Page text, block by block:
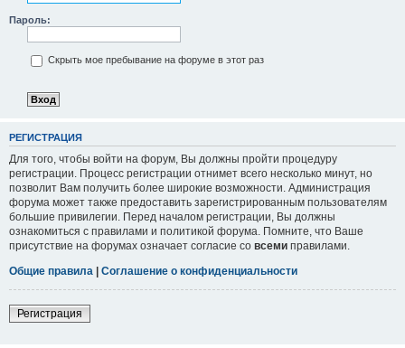
Пароль:
Скрыть мое пребывание на форуме в этот раз
РЕГИСТРАЦИЯ
Для того, чтобы войти на форум, Вы должны пройти процедуру
регистрации. Процесс регистрации отнимет всего несколько минут, но
позволит Вам получить более широкие возможности. Администрация
форума может также предоставить зарегистрированным пользователям
большие привилегии. Перед началом регистрации, Вы должны
ознакомиться с правилами и политикой форума. Помните, что Ваше
присутствие на форумах означает согласие со всеми правилами.
Общие правила | Соглашение о конфиденциальности
Регистрация